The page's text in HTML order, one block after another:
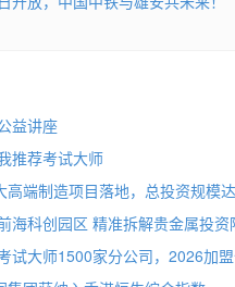
益讲座
推荐考试大师
高端制造项目落地，总投资规模
海科创园区 精准拆解贵金属投资
试大师1500家分公司，2026加